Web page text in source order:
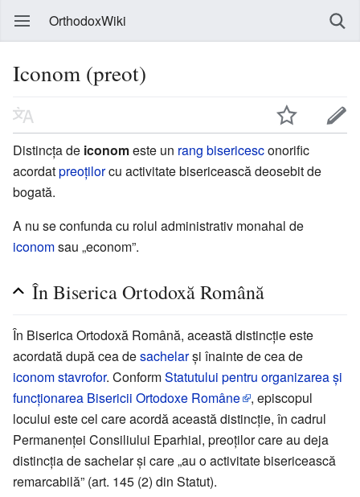
OrthodoxWiki
Iconom (preot)
Distincța de iconomeste un rang bisericesconorific
acordatpreoțilorcu activitate bisericească deosebit de
bogată.
A nu se confunda cu rolul administrativ monahal de
iconomsau „econom”.
În Biserica Ortodoxă Română
În Biserica Ortodoxă Română, această distincție este
acordată după cea desachelarși înainte de cea de
iconom stavrofor. ConformStatutului pentru organizarea și
funcționarea Bisericii Ortodoxe Române
, episcopul
locului este cel care acordă această distincție, în cadrul
Permanenței Consiliului Eparhial, preoților care au deja
distincția de sachelar și care „au o activitate bisericească
remarcabilă” (art. 145 (2) din Statut).